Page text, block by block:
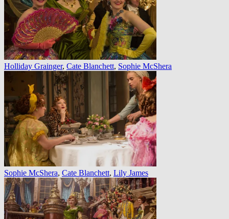
Holliday Grainger, Cate Blanchett, Sophie McShera
Sophie McShera, Cate Blanchett, Lily James